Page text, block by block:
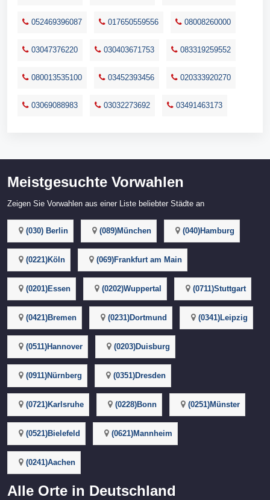
052469396087 017650559556 08008260000
03047376220 030403671753 083319259552
080013535100 03452393456 020333920270
03069088983 03032273692 03491463173
Meistgesuchte Vorwahlen
Zeigen Sie Vorwahlen aus einer Liste beliebter Städte an
(030) Berlin (089)München (040)Hamburg
(0221)Köln (069)Frankfurt am Main
(0201)Essen (0202)Wuppertal (0711)Stuttgart
(0421)Bremen (0231)Dortmund (0341)Leipzig
(0511)Hannover (0203)Duisburg
(0911)Nürnberg (0351)Dresden
(0721)Karlsruhe (0228)Bonn (0251)Münster
(0521)Bielefeld (0621)Mannheim
(0241)Aachen
Alle Orte in Deutschland